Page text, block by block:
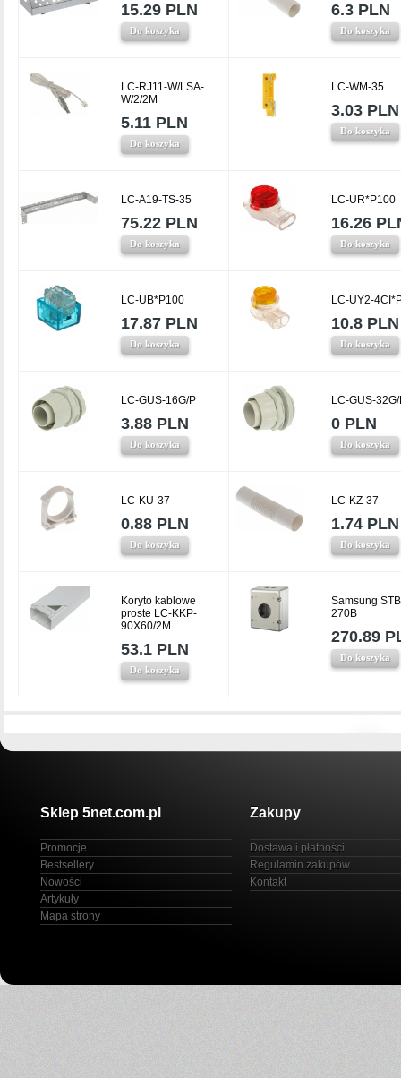
15.29 PLN
Do koszyka
6.3 PLN
Do koszyka
LC-RJ11-W/LSA-
W/2/2M
5.11 PLN
Do koszyka
LC-WM-35
3.03 PLN
Do koszyka
LC-A19-TS-35
75.22 PLN
Do koszyka
LC-UR*P100
16.26
Do koszyka
LC-UB*P100
17.87 PLN
Do koszyka
LC-UY2-
10.8 PLN
Do koszyka
LC-GUS-16G/P
3.88 PLN
Do koszyka
LC-GUS-
0 PLN
Do koszyka
LC-KU-37
0.88 PLN
Do koszyka
LC-KZ-37
1.74 PLN
Do koszyka
Koryto kablowe
proste LC-KKP-
90X60/2M
53.1 PLN
Do koszyka
Samsung
270B
270.89
Do koszyka
Sklep 5net.com.pl
Promocje
Bestsellery
Nowości
Artykuły
Mapa strony
Zakupy
Dostawa i płatności
Regulamin zakupów
Kontakt